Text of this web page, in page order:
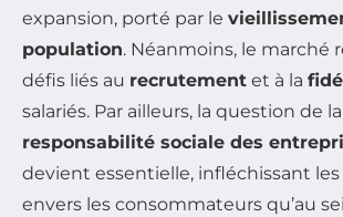
expansion, porté par le
population. Néanmoins, le marché
défis liés au recrutement et à la
salariés. Par ailleurs, la question de la
responsabilité sociale des
devient essentielle, infléchissant
envers les consommateurs qu’au